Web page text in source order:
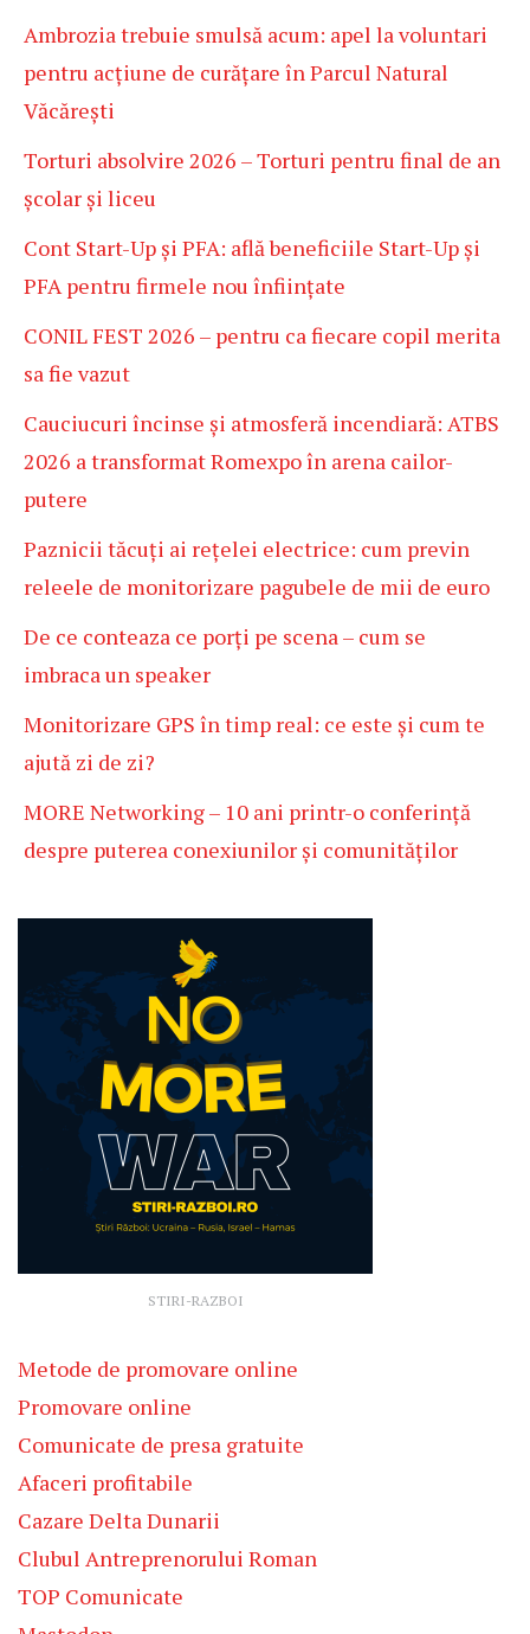
Ambrozia trebuie smulsă acum: apel la voluntari
pentru acțiune de curățare în Parcul Natural
Văcărești
Torturi absolvire 2026 – Torturi pentru final de an
școlar și liceu
Cont Start-Up și PFA: află beneficiile Start-Up și
PFA pentru firmele nou înființate
CONIL FEST 2026 – pentru ca fiecare copil merita
sa fie vazut
Cauciucuri încinse și atmosferă incendiară: ATBS
2026 a transformat Romexpo în arena cailor-
putere
Paznicii tăcuți ai rețelei electrice: cum previn
releele de monitorizare pagubele de mii de euro
De ce conteaza ce porți pe scena – cum se
imbraca un speaker
Monitorizare GPS în timp real: ce este și cum te
ajută zi de zi?
MORE Networking – 10 ani printr-o conferință
despre puterea conexiunilor și comunităților
STIRI-RAZBOI
Metode de promovare online
Promovare online
Comunicate de presa gratuite
Afaceri profitabile
Cazare Delta Dunarii
Clubul Antreprenorului Roman
TOP Comunicate